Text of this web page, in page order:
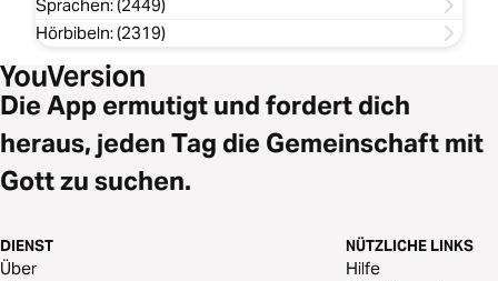
Sprachen: (2449)
Hörbibeln: (2319)
Die App ermutigt und fordert dich
heraus, jeden Tag die Gemeinschaft mit
Gott zu suchen.
DIENST
Über
NÜTZLICHE LINKS
Hilfe